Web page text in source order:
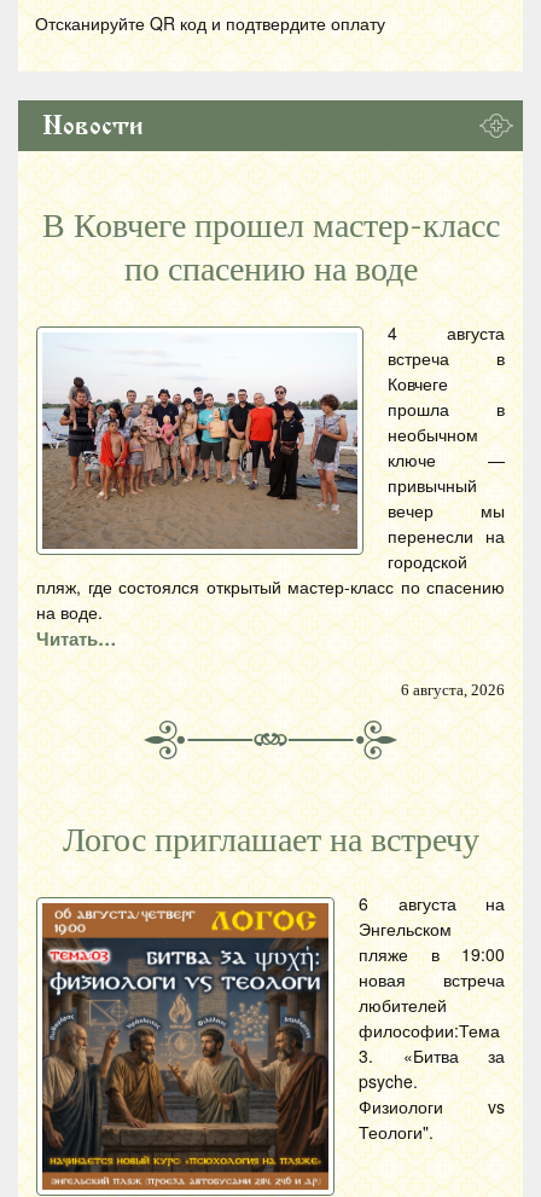
Отсканируйте QR код и подтвердите оплату
Новости
В Ковчеге прошел мастер-класс
по спасению на воде
4 августа
встреча в
Ковчеге
прошла в
необычном
ключе —
привычный
вечер мы
перенесли на
городской
пляж, где состоялся открытый мастер-класс по спасению
на воде.
Читать…
6 августа, 2026
Логос приглашает на встречу
6 августа на
Энгельском
пляже в 19:00
новая встреча
любителей
философии:Тема
3. «Битва за
psyche.
Физиологи vs
Теологи".